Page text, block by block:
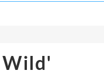
Wild'